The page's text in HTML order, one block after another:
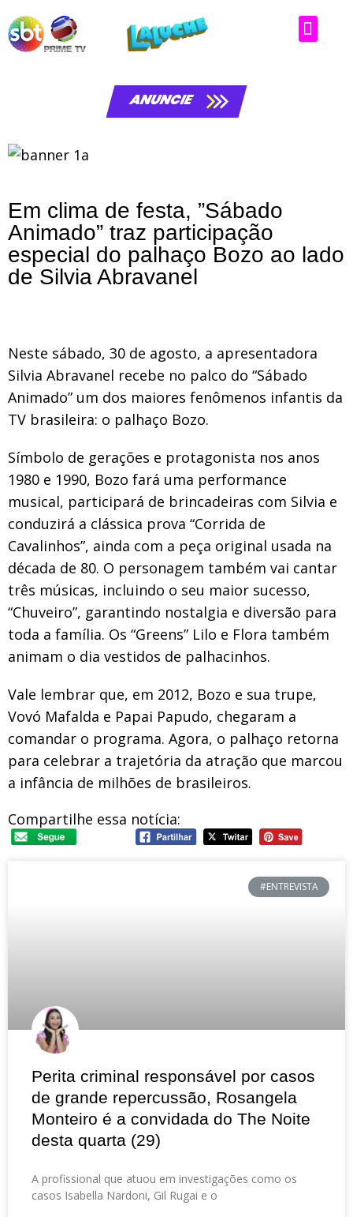
ANUNCIE
Em clima de festa, ”Sábado
Animado” traz participação
especial do palhaço Bozo ao lado
de Silvia Abravanel
Neste sábado, 30 de agosto, a apresentadora
Silvia Abravanel recebe no palco do “Sábado
Animado” um dos maiores fenômenos infantis da
TV brasileira: o palhaço Bozo.
Símbolo de gerações e protagonista nos anos
1980 e 1990, Bozo fará uma performance
musical, participará de brincadeiras com Silvia e
conduzirá a clássica prova “Corrida de
Cavalinhos”, ainda com a peça original usada na
década de 80. O personagem também vai cantar
três músicas, incluindo o seu maior sucesso,
“Chuveiro”, garantindo nostalgia e diversão para
toda a família. Os “Greens” Lilo e Flora também
animam o dia vestidos de palhacinhos.
Vale lembrar que, em 2012, Bozo e sua trupe,
Vovó Mafalda e Papai Papudo, chegaram a
comandar o programa. Agora, o palhaço retorna
para celebrar a trajetória da atração que marcou
a infância de milhões de brasileiros.
Compartilhe essa notícia:
#ENTREVISTA
Perita criminal responsável por casos
de grande repercussão, Rosangela
Monteiro é a convidada do The Noite
desta quarta (29)
A profissional que atuou em investigações como os
casos Isabella Nardoni, Gil Rugai e o